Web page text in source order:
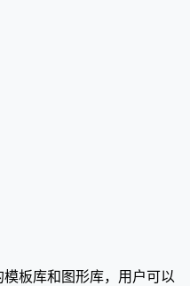
板库和图形库，用户可以